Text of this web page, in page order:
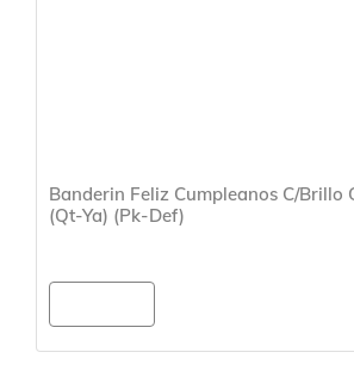
Banderin Feliz Cumpleanos C/Brillo
(Qt-Ya) (Pk-Def)